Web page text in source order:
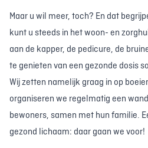
Maar u wil meer, toch? En dat
kunt u steeds in het woon- en
aan de kapper, de pedicure, de
te genieten van een gezonde dosis
Wij zetten namelijk graag in op
organiseren we regelmatig een
bewoners, samen met hun familie.
gezond lichaam: daar gaan we voor!